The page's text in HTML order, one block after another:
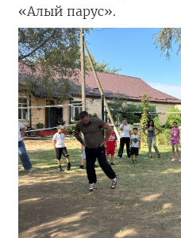
«Алый парус».